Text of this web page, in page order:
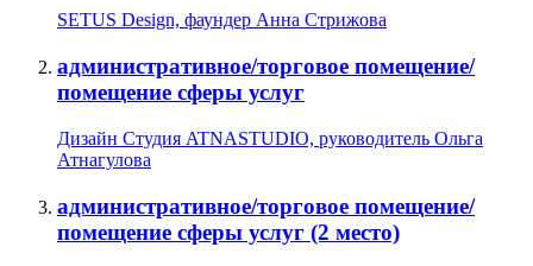
SETUS Design, фаундер Анна Стрижова
административное/торговое помещение/
помещение сферы услуг
Дизайн Студия ATNASTUDIO, руководитель Ольга
Атнагулова
административное/торговое помещение/
помещение сферы услуг (2 место)